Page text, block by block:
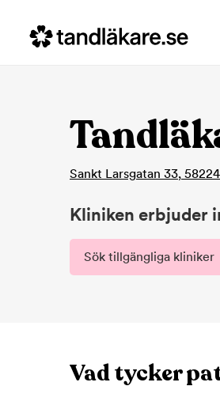
Sankt Larsgatan 33, 58224
Kliniken erbjuder
Sök tillgängliga kliniker
Vad tycker